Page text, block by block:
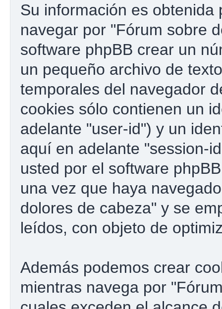
Su información es
navegar por "Fórum sobre
software phpBB crear un
un pequeño archivo de
temporales del navegador
cookies sólo contienen un
adelante "user-id") y un
aquí en adelante "session-
usted por el software
una vez que haya
dolores de cabeza" y se
leídos, con objeto de
Además podemos crear
mientras navega por